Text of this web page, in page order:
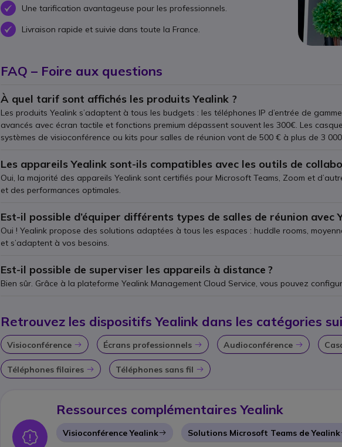
OKUne tarification avantageuse pour les professionnels.
OKLivraison rapide et suivie dans toute la France.
FAQ – Foire aux questions
À quel tarif sont affichés les produits Yealink ?
Les produits Yealink s’adaptent à tous les budgets : les téléphones IP d’entrée de
avancés avec écran tactile et fonctions premium dépassent souvent les 300€. Les
systèmes de visioconférence ou kits pour salles de réunion vont de 500 € à plus de 3
Les appareils Yealink sont-ils compatibles avec les outils de
Oui, la majorité des appareils Yealink sont certifiés pour Microsoft Teams, Zoom et
et des performances optimales.
Est-il possible d’équiper différents types de salles de réunion avec
Oui ! Yealink propose des solutions adaptées à tous les espaces : huddle rooms,
et s’adaptent à vos besoins.
Est-il possible de superviser les appareils à distance ?
Bien sûr. Grâce à la plateforme Yealink Management Cloud Service, vous pouvez
Retrouvez les dispositifs Yealink dans les catégories
Visioconférence Icon Écrans professionnels Icon Audioconférence Icon
Téléphones filaires Icon Téléphones sans fil Icon
Icon
Ressources complémentaires Yealink
Visioconférence Yealink Solutions Microsoft Teams de Yealink